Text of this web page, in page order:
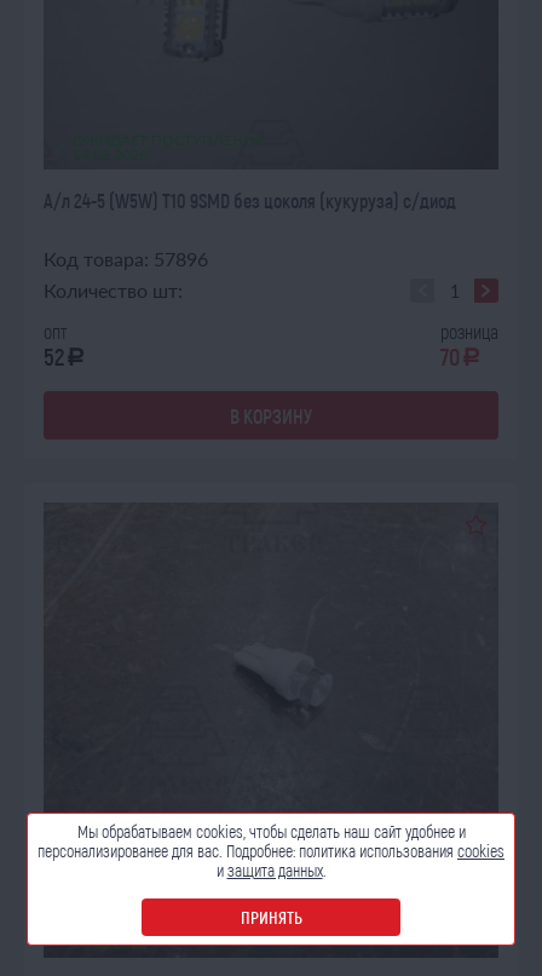
А/л 24-5 (W5W) T10 9SMD без цоколя (кукуруза) с/диод
Код товара: 57896
Количество шт:
опт
52a
розница
70 a
В КОРЗИНУ
ОЖИДАЕТ ПОСТУПЛЕНИЯ
14.08.2026
Мы обрабатываем cookies, чтобы сделать наш сайтудобнее и
персонализированее для вас. Подробнее: политика использования cookies
изащита данных.
ПРИНЯТЬ